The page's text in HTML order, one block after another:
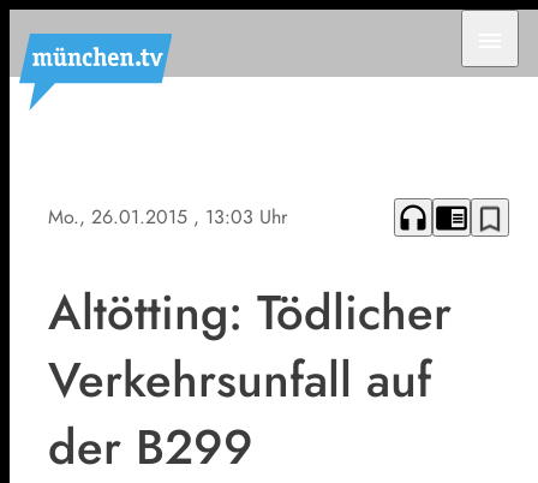
Mo., 26.01.2015 , 13:03 Uhr headphones chrome_reader_mode bookmark_border
Altötting: Tödlicher
Verkehrsunfall auf
der B299